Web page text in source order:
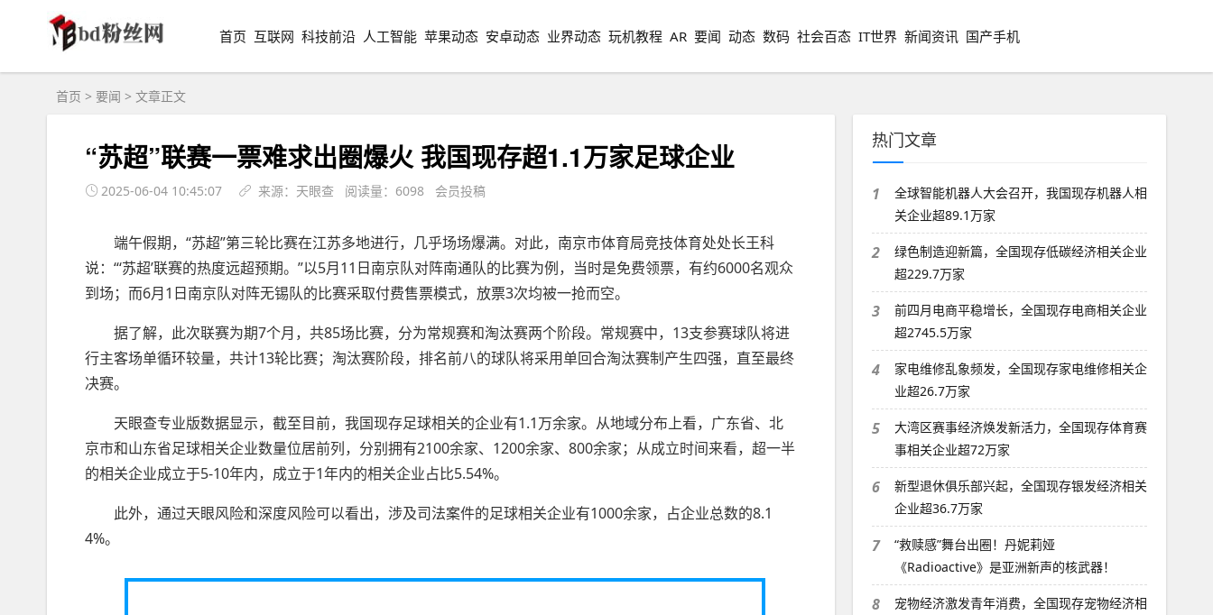
首页 互联网 科技前沿 人工智能 苹果动态 安卓动态 业界动态 玩机教程 AR 要闻 动态 数码 社会百态 IT世界 新闻资讯 国产手机
首页 > 要闻 > 文章正文
“苏超”联赛一票难求出圈爆火 我国现存超1.1万家足球企业
2025-06-04 10:45:07 来源：天眼查 阅读量：6098 会员投稿
端午假期，“苏超”第三轮比赛在江苏多地进行，几乎场场爆满。对此，南京市体育局竞技体育处处长王科
说：“‘苏超’联赛的热度远超预期。”以5月11日南京队对阵南通队的比赛为例，当时是免费领票，有约6000名观众
到场；而6月1日南京队对阵无锡队的比赛采取付费售票模式，放票3次均被一抢而空。
据了解，此次联赛为期7个月，共85场比赛，分为常规赛和淘汰赛两个阶段。常规赛中，13支参赛球队将进
行主客场单循环较量，共计13轮比赛；淘汰赛阶段，排名前八的球队将采用单回合淘汰赛制产生四强，直至最终
决赛。
天眼查专业版数据显示，截至目前，我国现存足球相关的企业有1.1万余家。从地域分布上看，广东省、北
京市和山东省足球相关企业数量位居前列，分别拥有2100余家、1200余家、800余家；从成立时间来看，超一半
的相关企业成立于5-10年内，成立于1年内的相关企业占比5.54%。
此外，通过天眼风险和深度风险可以看出，涉及司法案件的足球相关企业有1000余家，占企业总数的8.1
4%。
热门文章
1
全球智能机器人大会召开，我国现存机器人相
关企业超89.1万家
2
绿色制造迎新篇，全国现存低碳经济相关企业
超229.7万家
3
前四月电商平稳增长，全国现存电商相关企业
超2745.5万家
4
家电维修乱象频发，全国现存家电维修相关企
业超26.7万家
5
大湾区赛事经济焕发新活力，全国现存体育赛
事相关企业超72万家
6
新型退休俱乐部兴起，全国现存银发经济相关
企业超36.7万家
7
“救赎感”舞台出圈！丹妮莉娅
《Radioactive》是亚洲新声的核武器！
8
宠物经济激发青年消费，全国现存宠物经济相